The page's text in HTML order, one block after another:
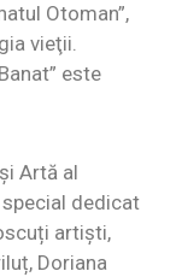
Otoman”,
vieţii.
este
Artă al
dedicat
artiști,
Doriana